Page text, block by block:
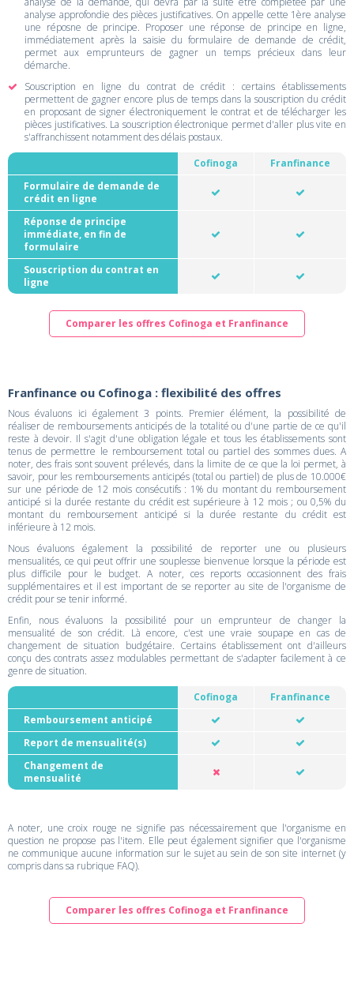
analyse approfondie des pièces justificatives. On appelle cette 1ère analyse
une réposne de principe. Proposer une réponse de principe en ligne,
immédiatement après la saisie du formulaire de demande de crédit,
permet aux emprunteurs de gagner un temps précieux dans leur
démarche.
Souscription en ligne du contrat de crédit : certains établissements
permettent de gagner encore plus de temps dans la souscription du crédit
en proposant de signer électroniquement le contrat et de télécharger les
pièces justificatives. La souscription électronique permet d'aller plus vite en
s'affranchissent notamment des délais postaux.
Cofinoga
Franfinance
Formulaire de demande de
crédit en ligne
Réponse de principe
immédiate, en fin de
formulaire
Souscription du contrat en
ligne
Comparer les offres Cofinoga et Franfinance
Franfinance ou Cofinoga : flexibilité des offres
Nous évaluons ici également 3 points. Premier élément, la possibilité de
réaliser de remboursements anticipés de la totalité ou d'une partie de ce qu'il
reste à devoir. Il s'agit d'une obligation légale et tous les établissements sont
tenus de permettre le remboursement total ou partiel des sommes dues. A
noter, des frais sont souvent prélevés, dans la limite de ce que la loi permet, à
savoir, pour les remboursements anticipés (total ou partiel) de plus de 10.000€
sur une période de 12 mois consécutifs : 1% du montant du remboursement
anticipé si la durée restante du crédit est supérieure à 12 mois ; ou 0,5% du
montant du remboursement anticipé si la durée restante du crédit est
inférieure à 12 mois.
Nous évaluons également la possibilité de reporter une ou plusieurs
mensualités, ce qui peut offrir une souplesse bienvenue lorsque la période est
plus difficile pour le budget. A noter, ces reports occasionnent des frais
supplémentaires et il est important de se reporter au site de l'organisme de
crédit pour se tenir informé.
Enfin, nous évaluons la possibilité pour un emprunteur de changer la
mensualité de son crédit. Là encore, c'est une vraie soupape en cas de
changement de situation budgétaire. Certains établissement ont d'ailleurs
conçu des contrats assez modulables permettant de s'adapter facilement à ce
genre de situation.
Cofinoga
Franfinance
Remboursement anticipé
Report de mensualité(s)
Changement de
mensualité
A noter, une croix rouge ne signifie pas nécessairement que l'organisme en
question ne propose pas l'item. Elle peut également signifier que l'organisme
ne communique aucune information sur le sujet au sein de son site internet (y
compris dans sa rubrique FAQ).
Comparer les offres Cofinoga et Franfinance